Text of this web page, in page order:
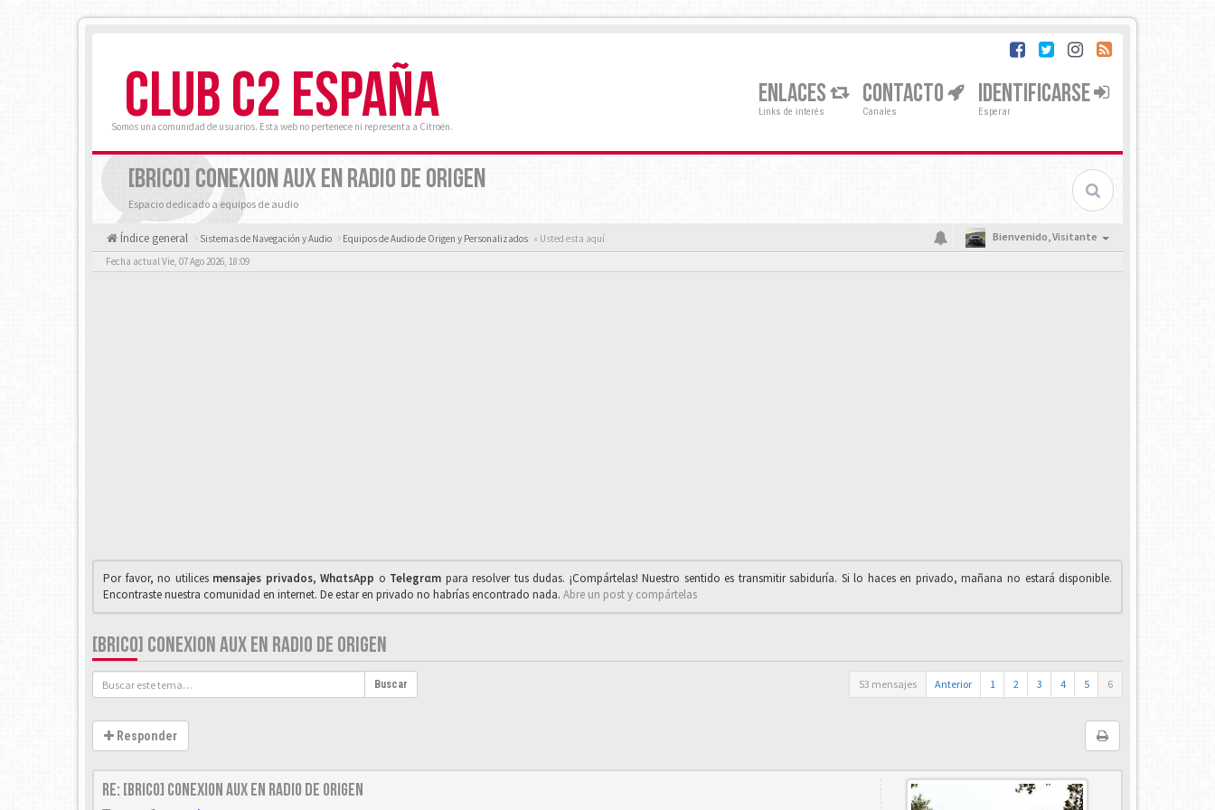
CLUB C2 ESPAÑA
Somos una comunidad de usuarios. Esta web no pertenece ni representa a Citroën.
ENLACES
Links de interés
CONTACTO
Canales
IDENTIFICARSE
Esperar
[BRICO] CONEXION AUX EN RADIO DE ORIGEN
Espacio dedicado a equipos de audio
Índice general Sistemas de Navegación y Audio Equipos de Audio de Origen y Personalizados « Usted esta aquí Bienvenido,Visitante
Fecha actual Vie, 07 Ago 2026, 18:09
Por favor, no utilices mensajes privados,WhαtsApp o Telegrαm para resolver tus dudas. ¡Compártelas! Nuestro sentido es transmitir sabiduría. Si lo haces en privado, mañana no estará disponible.
Encontraste nuestra comunidad en internet. De estar en privado no habrías encontrado nada. Abre un post y compártelas
[BRICO] CONEXION AUX EN RADIO DE ORIGEN
Buscar 53 mensajes Anterior 1 2 3 4 5 6
Responder
Re: [Brico] Conexion AUX en radio de origen